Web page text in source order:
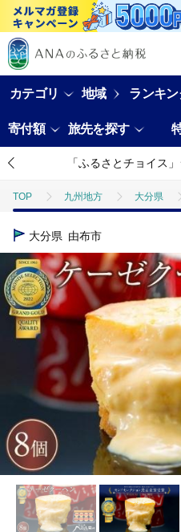
カテゴリ 地域 ランキン
寄付額 旅先を探す
「ふるさとチョイス
TOP 九州地方 大分県
TOP
TOP パン・菓子類 洋菓
TOP パン・菓子類 洋菓子
大分県 由布市